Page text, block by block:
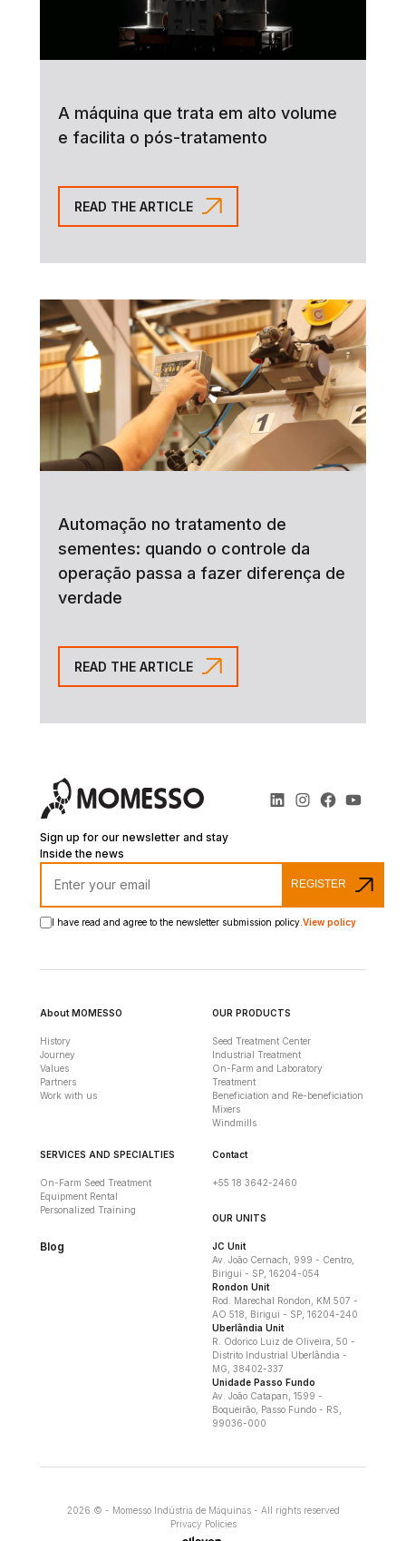
A máquina que trata em alto volume
e facilita o pós-tratamento
READ THE ARTICLE
Automação no tratamento de
sementes: quando o controle da
operação passa a fazer diferença de
verdade
READ THE ARTICLE
Sign up for our newsletter and stay
Inside the news
REGISTER
I have read and agree to the newsletter submission policy.View policy
About MOMESSO
History
Journey
Values
Partners
Work with us
OUR PRODUCTS
Seed Treatment Center
Industrial Treatment
On-Farm and Laboratory
Treatment
Beneficiation and Re-beneficiation
Mixers
Windmills
SERVICES AND SPECIALTIES
On-Farm Seed Treatment
Equipment Rental
Personalized Training
Blog
Contact
+55 18 3642-2460
OUR UNITS
JC Unit
Av. João Cernach, 999 - Centro,
Birigui - SP, 16204-054
Rondon Unit
Rod. Marechal Rondon, KM 507 -
AO 518, Birigui - SP, 16204-240
Uberlândia Unit
R. Odorico Luiz de Oliveira, 50 -
Distrito Industrial Uberlândia -
MG, 38402-337
Unidade Passo Fundo
Av. João Catapan, 1599 -
Boqueirão, Passo Fundo - RS,
99036-000
2026 © - Momesso Indústria de Máquinas - All rights reserved
Privacy Policies